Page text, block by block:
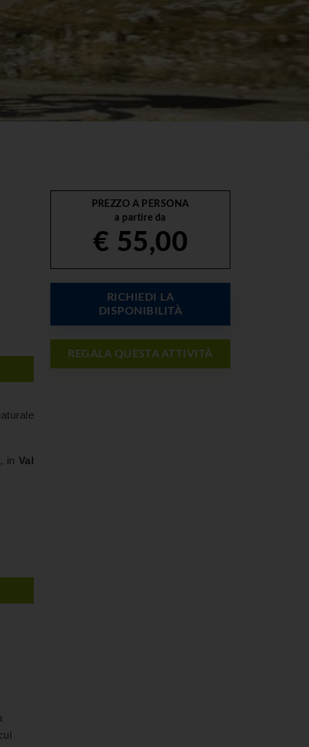
, in Val
PREZZO A PERSONA
a partire da
€ 55,00
RICHIEDI LA
DISPONIBILITÀ
REGALA QUESTA ATTIVITÀ